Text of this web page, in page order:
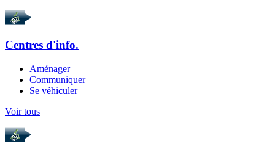
Centres d'info.
Aménager
Communiquer
Se véhiculer
Voir tous